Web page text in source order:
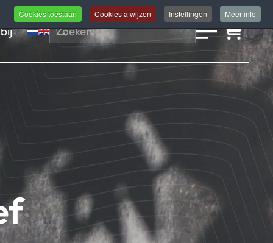
Cookies toestaan Cookies afwijzen Instellingen Meer info